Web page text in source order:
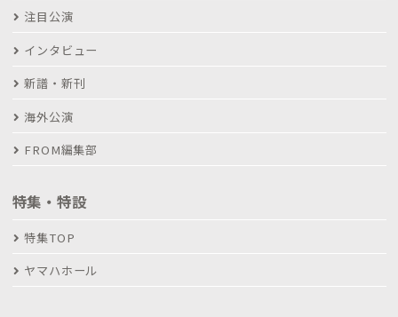
注目公演
インタビュー
新譜・新刊
海外公演
FROM編集部
特集・特設
特集TOP
ヤマハホール